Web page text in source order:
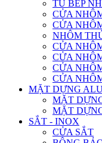
TỦ BẾP
CỬA
CỬA
NHÔM
CỬA
CỬA
CỬA
CỬA
MẶT DỰNG
MẶT
MẶT
SẮT - INOX
CỬA SẮT